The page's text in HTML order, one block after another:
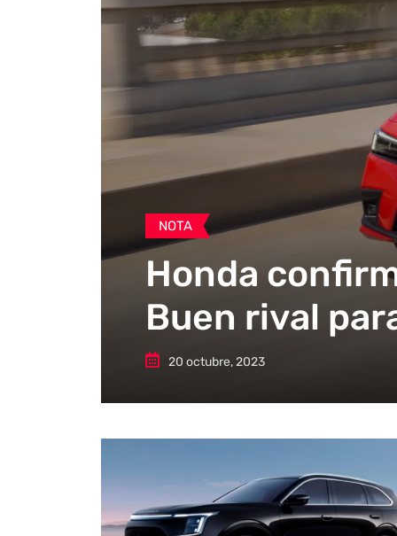
NOTA
Honda
Buen rival
20 octubre, 2023